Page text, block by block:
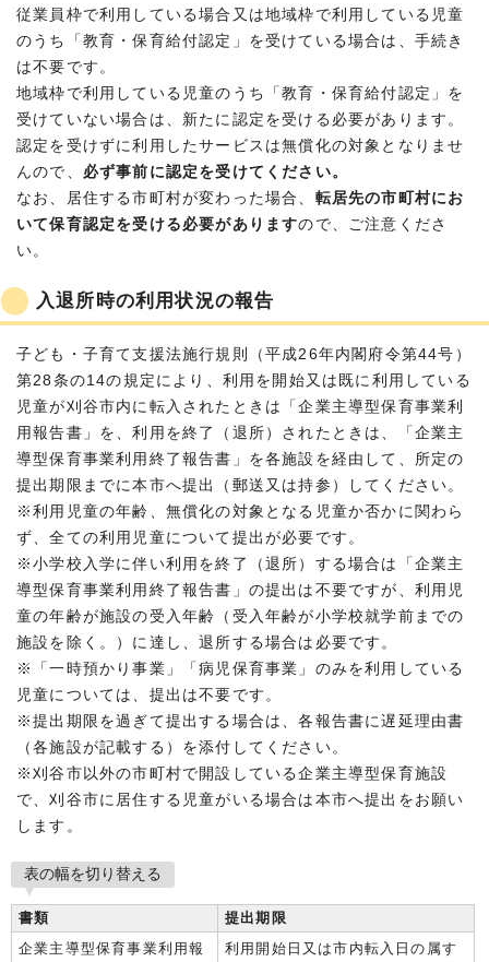
従業員枠で利用している場合又は地域枠で利用している児童
のうち「教育・保育給付認定」を受けている場合は、手続き
は不要です。
地域枠で利用している児童のうち「教育・保育給付認定」を
受けていない場合は、新たに認定を受ける必要があります。
認定を受けずに利用したサービスは無償化の対象となりませ
んので、 必ず事前に認定を受けてください。
なお、居住する市町村が変わった場合、 転居先の市町村にお
いて保育認定を受ける必要がありますので、ご注意くださ
い。
入退所時の利用状況の報告
子ども・子育て支援法施行規則（平成26年内閣府令第44号）
第28条の14の規定により、利用を開始又は既に利用している
児童が刈谷市内に転入されたときは「企業主導型保育事業利
用報告書」を、利用を終了（退所）されたときは、「企業主
導型保育事業利用終了報告書」を各施設を経由して、所定の
提出期限までに本市へ提出（郵送又は持参）してください。
※利用児童の年齢、無償化の対象となる児童か否かに関わら
ず、全ての利用児童について提出が必要です。
※小学校入学に伴い利用を終了（退所）する場合は「企業主
導型保育事業利用終了報告書」の提出は不要ですが、利用児
童の年齢が施設の受入年齢（受入年齢が小学校就学前までの
施設を除く。）に達し、退所する場合は必要です。
※「一時預かり事業」「病児保育事業」のみを利用している
児童については、提出は不要です。
※提出期限を過ぎて提出する場合は、各報告書に遅延理由書
（各施設が記載する）を添付してください。
※刈谷市以外の市町村で開設している企業主導型保育施設
で、刈谷市に居住する児童がいる場合は本市へ提出をお願い
します。
表の幅を切り替える
書類
提出期限
企業主導型保育事業利用報
利用開始日又は市内転入日の属す